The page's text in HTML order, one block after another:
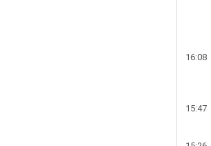
16:08
15:47